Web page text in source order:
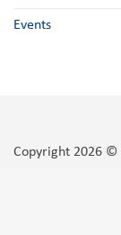
Events
Copyright 2026 ©